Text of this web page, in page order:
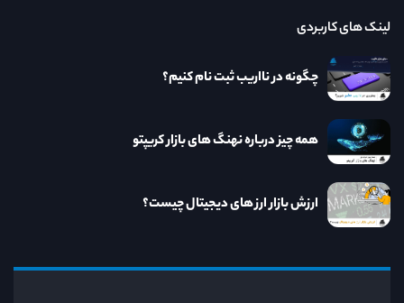
لینک های کاربردی
چگونه در نااریب ثبت نام کنیم؟
همه چیز درباره نهنگ های بازار کریپتو
ارزش بازار ارز های دیجیتال چیست؟